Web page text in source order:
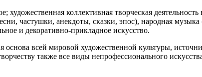
коллективная творческая
частушки, анекдоты, сказки, эпос), народная
и декоративно-прикладное искусство.
основа всей мировой художественной культуры,
также все виды непрофессионального